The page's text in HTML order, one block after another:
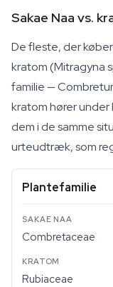
Sakae Naa vs.
De fleste, der
kratom (Mitragyna
familie —
kratom hører
dem i de samme
urteudtræk, som
Plantefamilie
Combretaceae
Rubiaceae